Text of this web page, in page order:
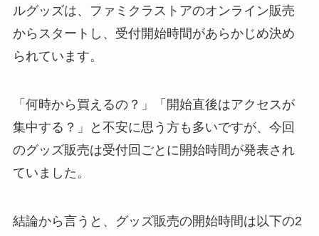
ルグッズは、ファミクラストアのオンライン販売
からスタートし、受付開始時間があらかじめ決め
られています。
「何時から買えるの？」「開始直後はアクセスが
集中する？」と不安に思う方も多いですが、今回
のグッズ販売は受付回ごとに開始時間が発表され
ていました。
結論から言うと、グッズ販売の開始時間は以下の2